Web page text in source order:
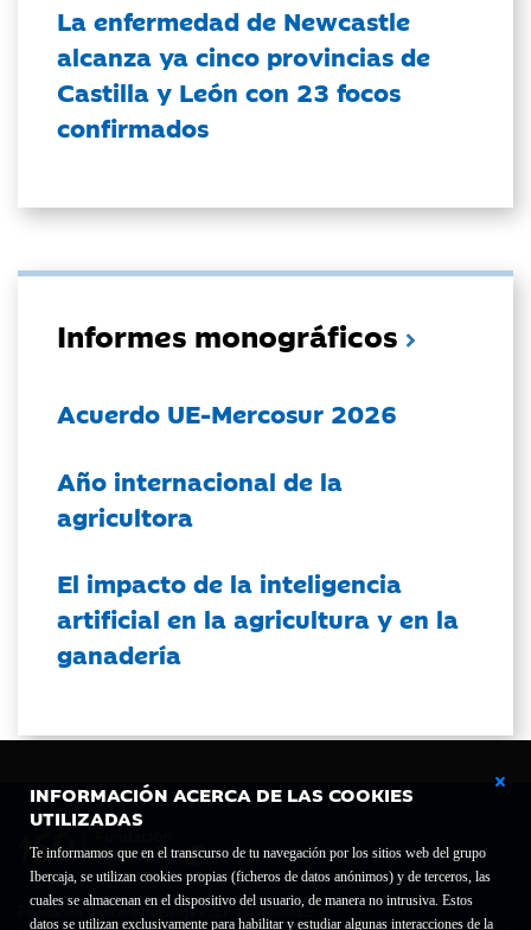
INFORMACIÓN ACERCA DE LAS COOKIES
UTILIZADAS
Te informamos que en el transcurso de tu navegación por los sitios web del grupo
Ibercaja, se utilizan cookies propias (ficheros de datos anónimos) y de terceros, las
cuales se almacenan en el dispositivo del usuario, de manera no intrusiva. Estos
datos se utilizan exclusivamente para habilitar y estudiar algunas interacciones de la
La enfermedad de Newcastle
alcanza ya cinco provincias de
Castilla y León con 23 focos
confirmados
Informes monográficos
Acuerdo UE-Mercosur 2026
Año internacional de la
agricultora
El impacto de la inteligencia
artificial en la agricultura y en la
ganadería
Fundación Bancaria Ibercaja C.I.F. G-50000652.